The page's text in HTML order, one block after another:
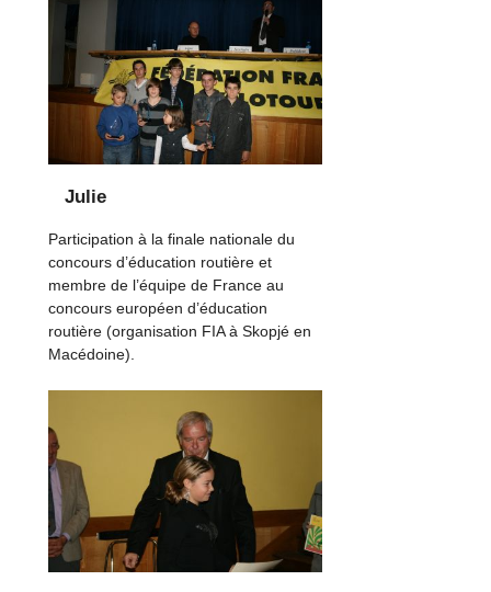
Julie
Participation à la finale nationale du
concours d’éducation routière et
membre de l’équipe de France au
concours européen d’éducation
routière (organisation FIA à Skopjé en
Macédoine).